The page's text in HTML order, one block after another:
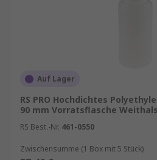
Auf Lager
RS PRO Hochdichtes
90 mm Vorratsflasche
RS Best.-Nr. 461-0550
Zwischensumme (1 Box mit 5 Stück)